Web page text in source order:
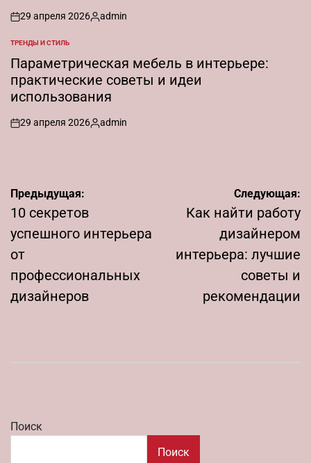
on
29 апреля 2026
Запись
admin
ОПУБЛИКОВАНО
В
ТРЕНДЫ И СТИЛЬ
Параметрическая мебель в интерьере:
практические советы и идеи
использования
on
29 апреля 2026
Запись
admin
Навигация
по
записям
Предыдущая:
10 секретов
успешного интерьера
от
профессиональных
дизайнеров
Следующая:
Как найти работу
дизайнером
интерьера: лучшие
советы и
рекомендации
Поиск
Поиск